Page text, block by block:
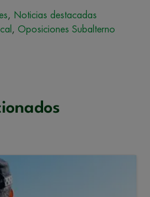
, Noticias destacadas
, Oposiciones Subalterno